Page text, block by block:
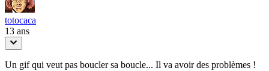
totocaca
13 ans
Un gif qui veut pas boucler sa boucle... Il va avoir des problèmes !